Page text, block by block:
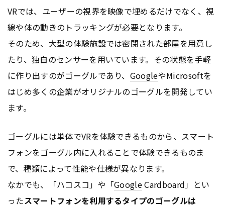
VRでは、ユーザーの視界を映像で埋めるだけでなく、視
線や体の動きのトラッキングが必要となります。
そのため、大型の体験施設では密閉された部屋を用意し
たり、独自のセンサーを用いています。その状態を手軽
に作り出すのがゴーグルであり、 GoogleやMicrosoftを
はじめ多くの企業がオリジナルのゴーグルを開発してい
ます。
ゴーグルには単体でVRを体験できるものから、スマート
フォンをゴーグル内に入れることで体験できるものま
で、種類によって性能や仕様が異なります。
なかでも、「ハコスコ」や「GoogleCardboard」とい
ったスマートフォンを利用するタイプのゴーグルは